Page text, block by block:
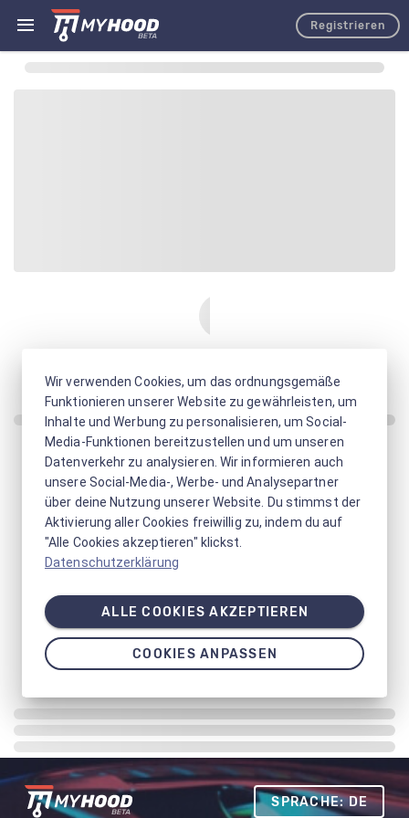
Registrieren
SPRACHE: DE
Wir verwenden Cookies, um das ordnungsgemäße
Funktionieren unserer Website zu gewährleisten, um
Inhalte und Werbung zu personalisieren, um Social-
Media-Funktionen bereitzustellen und um unseren
Datenverkehr zu analysieren. Wir informieren auch
unsere Social-Media-, Werbe- und Analysepartner
über deine Nutzung unserer Website. Du stimmst der
Aktivierung aller Cookies freiwillig zu, indem du auf
"Alle Cookies akzeptieren" klickst.
Datenschutzerklärung
ALLE COOKIES AKZEPTIEREN
COOKIES ANPASSEN